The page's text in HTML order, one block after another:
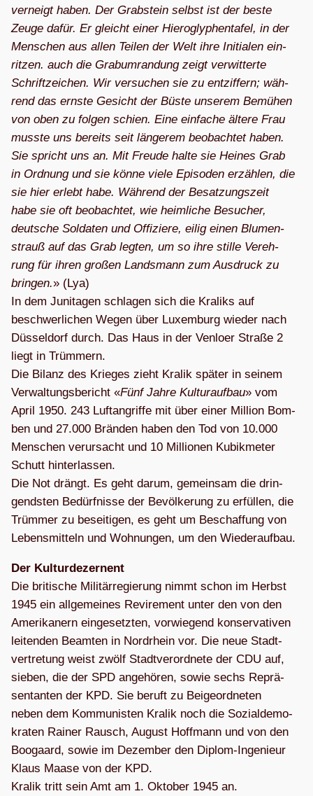
ver­neigt haben. Der Grab­stein selbst ist der beste
Zeuge dafür. Er gleicht einer Hie­ro­gly­phen­ta­fel, in der
Men­schen aus allen Tei­len der Welt ihre Initia­len ein­
rit­zen. auch die Grab­um­ran­dung zeigt ver­wit­terte
Schrift­zei­chen. Wir ver­su­chen sie zu ent­zif­fern; wäh­
rend das ernste Gesicht der Büste unse­rem Bemü­hen
von oben zu fol­gen schien. Eine ein­fa­che ältere Frau
musste uns bereits seit län­ge­rem beob­ach­tet haben.
Sie spricht uns an. Mit Freude halte sie Hei­nes Grab
in Ord­nung und sie könne viele Epi­so­den erzäh­len, die
sie hier erlebt habe. Wäh­rend der Besat­zungs­zeit
habe sie oft beob­ach­tet, wie heim­li­che Besu­cher,
deut­sche Sol­da­ten und Offi­ziere, eilig einen Blu­men­
strauß auf das Grab leg­ten, um so ihre stille Ver­eh­
rung für ihren gro­ßen Lands­mann zum Aus­druck zu
brin­gen.» (Lya)
In dem Juni­ta­gen schla­gen sich die Kra­liks auf
beschwer­li­chen Wegen über Luxem­burg wie­der nach
Düs­sel­dorf durch. Das Haus in der Ven­loer Straße 2
liegt in Trüm­mern.
Die Bilanz des Krie­ges zieht Kra­lik spä­ter in sei­nem
Ver­wal­tungs­be­richt «Fünf Jahre Kul­tur­auf­bau» vom
April 1950. 243 Luft­an­griffe mit über einer Mil­lion Bom­
ben und 27.000 Brän­den haben den Tod von 10.000
Men­schen ver­ur­sacht und 10 Mil­lio­nen Kubik­me­ter
Schutt hin­ter­las­sen.
Die Not drängt. Es geht darum, gemein­sam die drin­
gends­ten Bedürf­nisse der Bevöl­ke­rung zu erfül­len, die
Trüm­mer zu besei­ti­gen, es geht um Beschaf­fung von
Lebens­mit­teln und Woh­nun­gen, um den Wiederaufbau.
Der Kul­tur­de­zer­nent
Die bri­ti­sche Mili­tär­re­gie­rung nimmt schon im Herbst
1945 ein all­ge­mei­nes Revi­re­ment unter den von den
Ame­ri­ka­nern ein­ge­setz­ten, vor­wie­gend kon­ser­va­ti­ven
lei­ten­den Beam­ten in Nord­rhein vor. Die neue Stadt­
ver­tre­tung weist zwölf Stadt­ver­ord­nete der CDU auf,
sie­ben, die der SPD ange­hö­ren, sowie sechs Reprä­
sen­tan­ten der KPD. Sie beruft zu Bei­geord­ne­ten
neben dem Kom­mu­nis­ten Kra­lik noch die Sozi­al­de­mo­
kra­ten Rai­ner Rausch, August Hoff­mann und von den
Boo­gaard, sowie im Dezem­ber den Diplom-Inge­nieur
Klaus Maase von der KPD.
Kra­lik tritt sein Amt am 1. Okto­ber 1945 an.